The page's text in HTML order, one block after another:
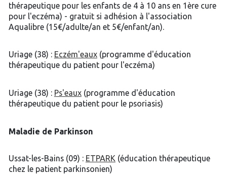
thérapeutique pour les enfants de 4 à 10 ans en 1ère cure
pour l'eczéma) - gratuit si adhésion à l'association
Aqualibre (15€/adulte/an et 5€/enfant/an).
Uriage (38) : Eczém'eaux(programme d'éducation
thérapeutique du patient pour l'eczéma)
Uriage (38) : Ps'eaux(programme d'éducation
thérapeutique du patient pour le psoriasis)
Maladie de Parkinson
Ussat-les-Bains (09) : ETPARK (éducation thérapeutique
chez le patient parkinsonien)